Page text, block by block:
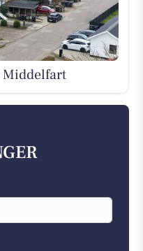
Middelfart